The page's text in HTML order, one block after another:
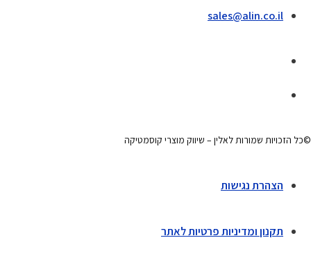
sales@alin.co.il
©כל הזכויות שמורות לאלין – שיווק מוצרי קוסמטיקה
הצהרת נגישות
תקנון ומדיניות פרטיות לאתר